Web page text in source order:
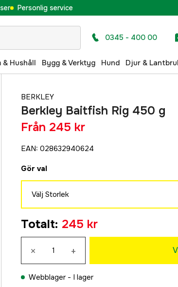
Personlig service
0345 - 400 00
& Hushåll Bygg & Verktyg Hund Djur &
BERKLEY
Berkley Baitfish Rig 450 g
Från 245 kr
EAN: 028632940624
Gör val
Välj Storlek
245 kr
Totalt: 245 kr
× +
Webblager - I lager